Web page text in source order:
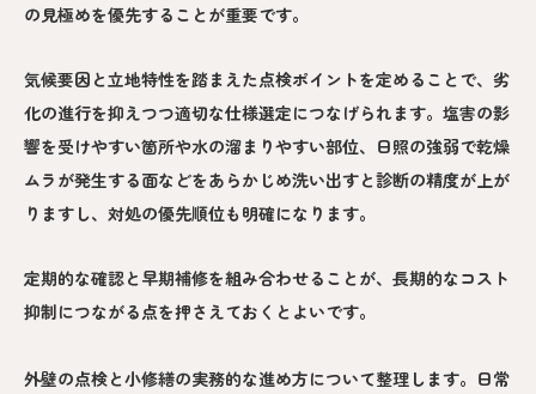
の見極めを優先することが重要です。
気候要因と立地特性を踏まえた点検ポイントを定めることで、劣
化の進行を抑えつつ適切な仕様選定につなげられます。塩害の影
響を受けやすい箇所や水の溜まりやすい部位、日照の強弱で乾燥
ムラが発生する面などをあらかじめ洗い出すと診断の精度が上が
りますし、対処の優先順位も明確になります。
定期的な確認と早期補修を組み合わせることが、長期的なコスト
抑制につながる点を押さえておくとよいです。
外壁の点検と小修繕の実務的な進め方について整理します。日常